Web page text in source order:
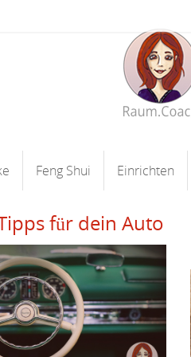
Feng Shui Einrichten
für dein Auto